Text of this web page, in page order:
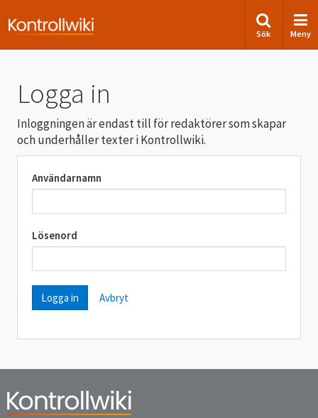
Sök Meny
Logga in
Inloggningen är endast till för redaktörer som skapar
och underhåller texter i Kontrollwiki.
Användarnamn
Lösenord
Avbryt